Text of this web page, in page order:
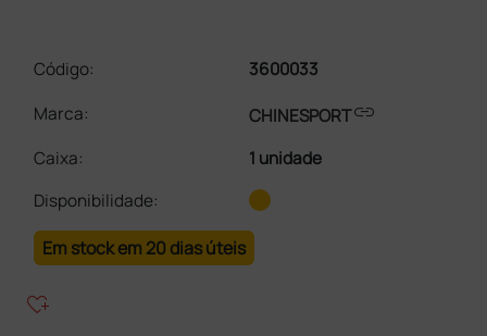
Código:
3600033
Marca:
CHINESPORTlink
Caixa:
1 unidade
Disponibilidade:
Em stock em 20 dias úteis
heart_plus